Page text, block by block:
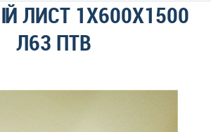
ЛИСТ 1X600X1500
Л63 ПТВ